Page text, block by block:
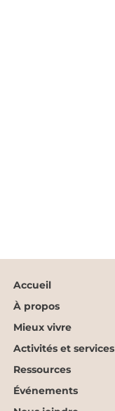
Accueil
À propos
Mieux vivre
Activités et services
Ressources
Événements